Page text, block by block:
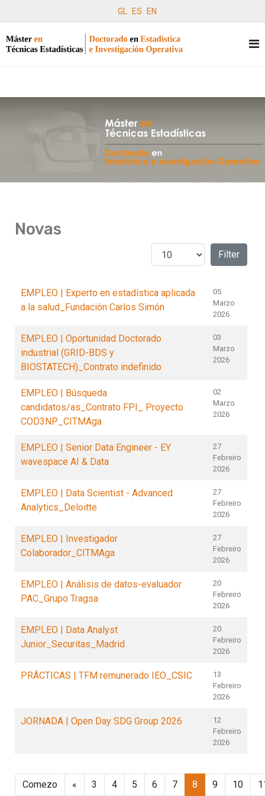
GL ES EN
Novas
Amosar # Filter
EMPLEO | Experto en estadística aplicada
a la salud_Fundación Carlos Simón
05
Marzo
2026
EMPLEO | Oportunidad Doctorado
industrial (GRID-BDS y
BIOSTATECH)_Contrato indefinido
03
Marzo
2026
EMPLEO | Búsqueda
candidatos/as_Contrato FPI_ Proyecto
COD3NP_CITMAga
02
Marzo
2026
EMPLEO | Senior Data Engineer - EY
wavespace AI & Data
27
Febreiro
2026
EMPLEO | Data Scientist - Advanced
Analytics_Deloitte
27
Febreiro
2026
EMPLEO | Investigador
Colaborador_CITMAga
27
Febreiro
2026
EMPLEO | Análisis de datos-evaluador
PAC_Grupo Tragsa
20
Febreiro
2026
EMPLEO | Data Analyst
Junior_Securitas_Madrid
20
Febreiro
2026
PRÁCTICAS | TFM remunerado IEO_CSIC
13
Febreiro
2026
JORNADA | Open Day SDG Group 2026
12
Febreiro
2026
Comezo « 3 4 5 6 7 8 9 10